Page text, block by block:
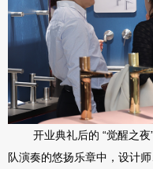
开业典礼后的 “觉醒之
队演奏的悠扬乐章中，设计